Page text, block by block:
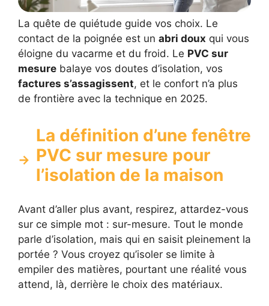
La quête de quiétude guide vos choix. Le
contact de la poignée est un abri doux qui vous
éloigne du vacarme et du froid. Le PVC sur
mesure balaye vos doutes d’isolation, vos
factures s’assagissent, et le confort n’a plus
de frontière avec la technique en 2025.
La définition d’une fenêtre
PVC sur mesure pour
l’isolation de la maison
Avant d’aller plus avant, respirez, attardez-vous
sur ce simple mot : sur-mesure. Tout le monde
parle d’isolation, mais qui en saisit pleinement la
portée ? Vous croyez qu’isoler se limite à
empiler des matières, pourtant une réalité vous
attend, là, derrière le choix des matériaux.